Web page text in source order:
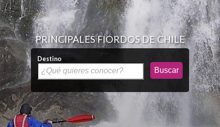
PRINCIPALES FIORDOS DE CHILE
Destino